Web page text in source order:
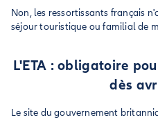
Non, les ressortissants français
séjour touristique ou familial de
L'ETA : obligatoire
dès
Le site du gouvernement